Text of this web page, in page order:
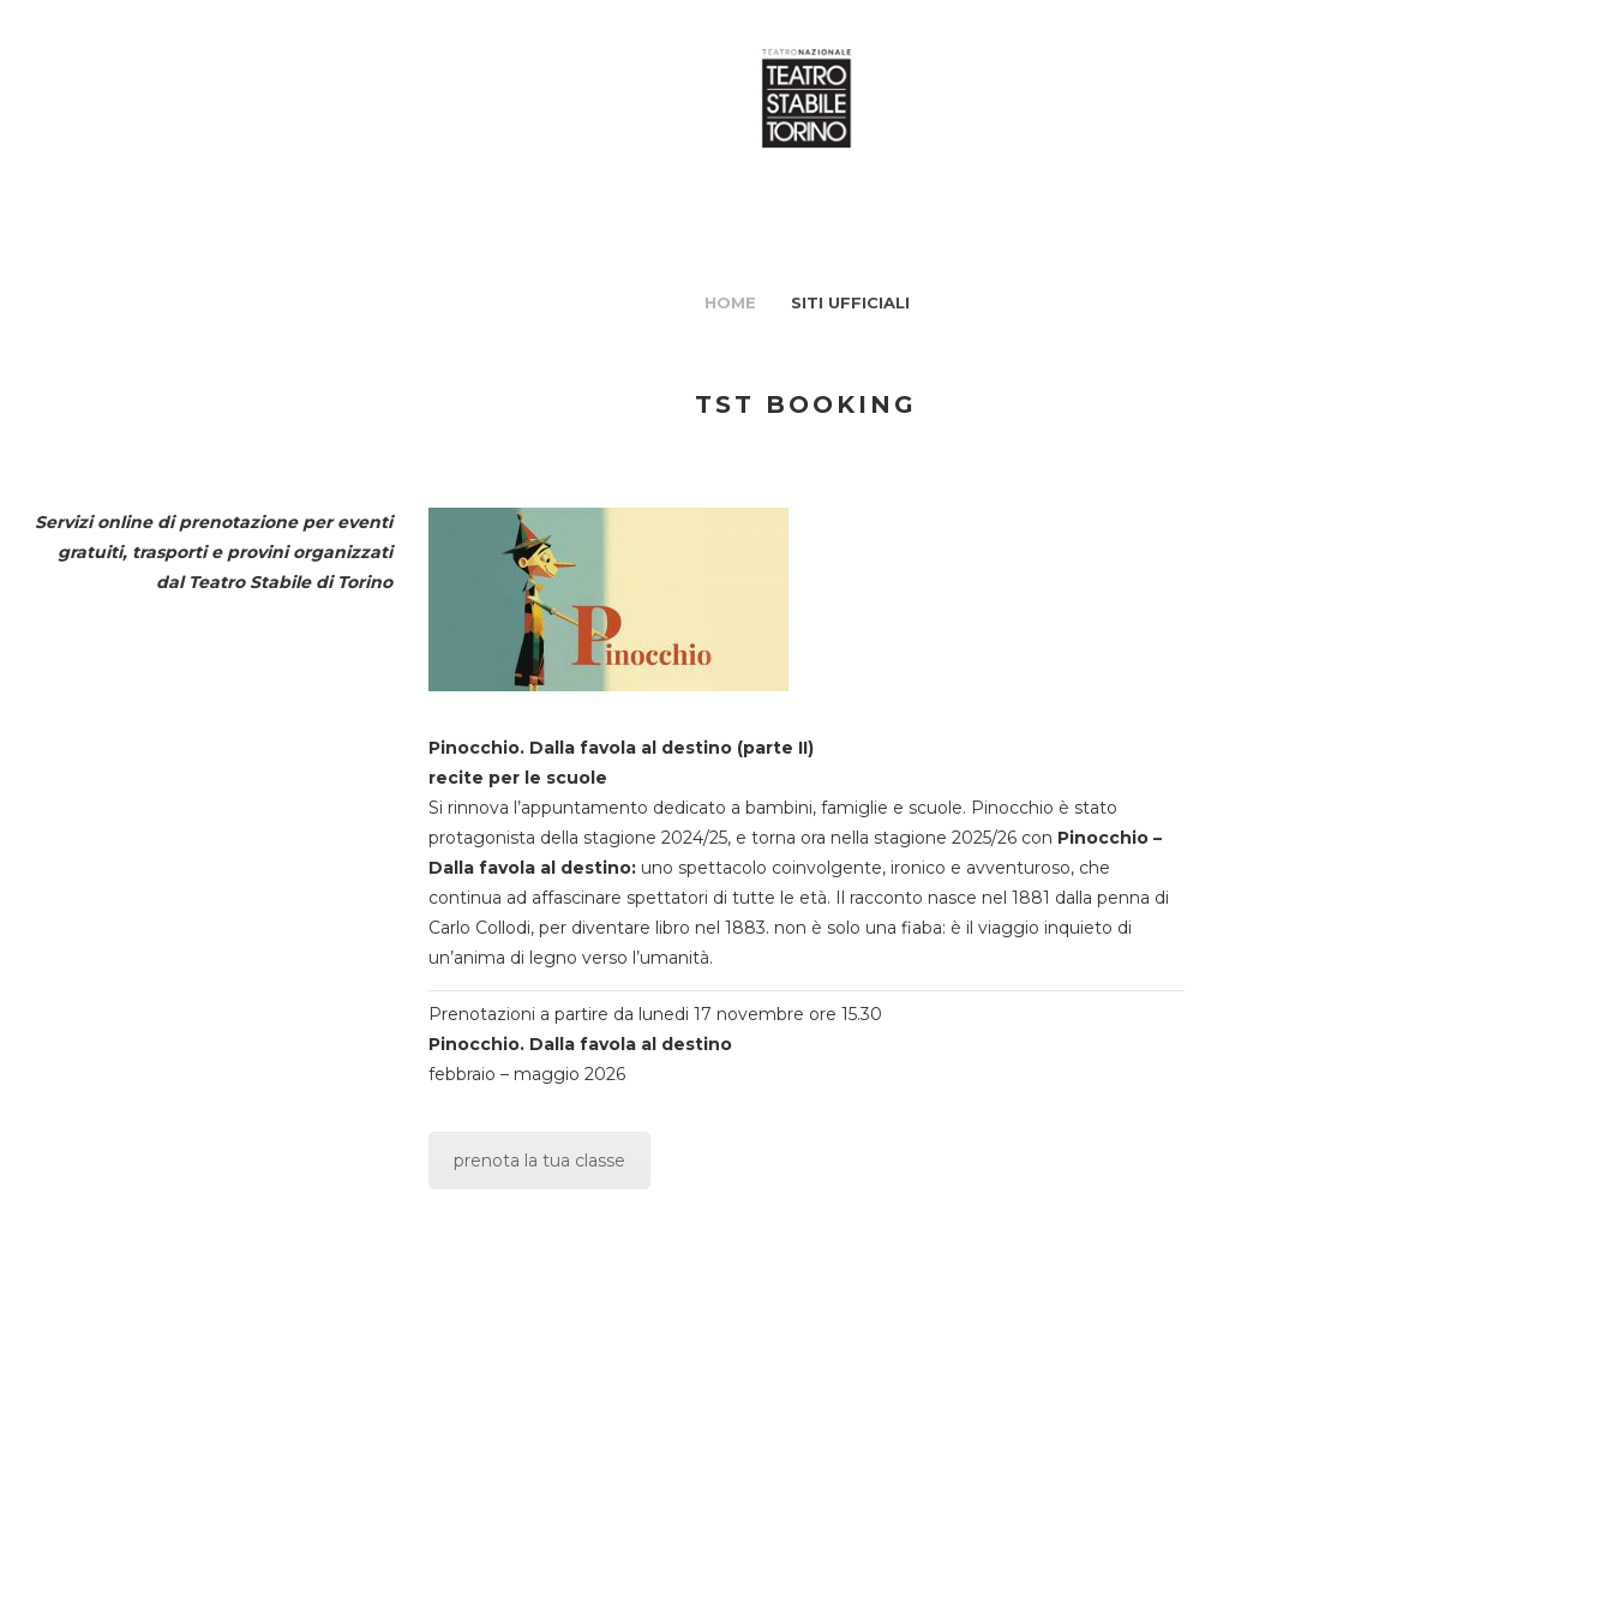
HOME SITI UFFICIALI
TST BOOKING
Servizi online di prenotazione per eventi
gratuiti, trasporti e provini organizzati
dal Teatro Stabile di Torino
Pinocchio. Dalla favola al destino (parte II)
recite per le scuole
Si rinnova l’appuntamento dedicato a bambini, famiglie e scuole. Pinocchio è stato
protagonista della stagione 2024/25, e torna ora nella stagione 2025/26 con Pinocchio –
Dalla favola al destino:uno spettacolo coinvolgente, ironico e avventuroso, che
continua ad affascinare spettatori di tutte le età. Il racconto nasce nel 1881 dalla penna di
Carlo Collodi, per diventare libro nel 1883. non è solo una fiaba: è il viaggio inquieto di
un’anima di legno verso l’umanità.
Prenotazioni a partire da lunedi 17 novembre ore 15.30
Pinocchio. Dalla favola al destino
febbraio – maggio 2026
prenota la tua classe